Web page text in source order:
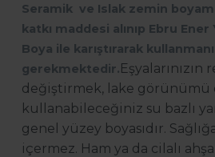
Seramik ve Islak zemin
katkı maddesi alınıp Ebru
Boya ile karıştırarak
gerekmektedir.
değiştirmek, lake görünümü
kullanabileceğiniz su bazlı
genel yüzey boyasıdır.
içermez. Ham ya da cilalı